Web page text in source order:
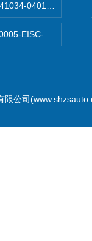
0401000穆尔
EISC-E2M8C上海
公司